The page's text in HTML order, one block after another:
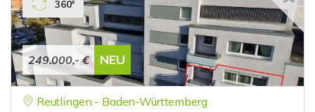
249.000,- € NEU
360°
Reutlingen - Baden-Württemberg